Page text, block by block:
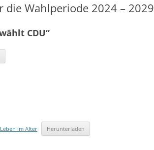
Wahlperiode 2024 – 2029
CDU“
im Alter Herunterladen